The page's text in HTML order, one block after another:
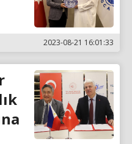
2023-08-21 16:01:33